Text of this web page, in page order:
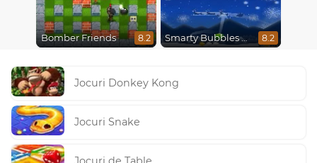
Bomber Friends 8.2 Smarty Bubbles X-Mas Edition 8.2
Jocuri Donkey Kong
Jocuri Snake